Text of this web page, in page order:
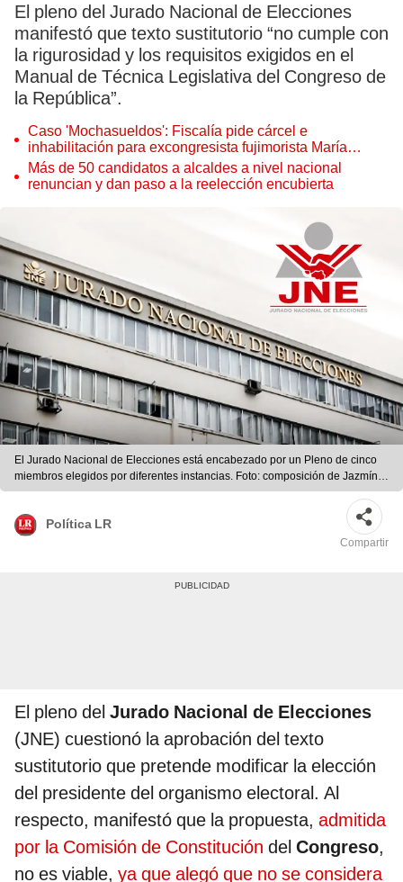
El pleno del Jurado Nacional de Elecciones
manifestó que texto sustitutorio “no cumple con
la rigurosidad y los requisitos exigidos en el
Manual de Técnica Legislativa del Congreso de
la República”.
Caso 'Mochasueldos': Fiscalía pide cárcel e
inhabilitación para excongresista fujimorista María
Cordero Jon Tay
Más de 50 candidatos a alcaldes a nivel nacional
renuncian y dan paso a la reelección encubierta
El Jurado Nacional de Elecciones está encabezado por un Pleno de cinco
miembros elegidos por diferentes instancias. Foto: composición de Jazmín
Ceras/La República
Política LR
Compartir
El pleno del Jurado Nacional de Elecciones
(JNE) cuestionó la aprobación del texto
sustitutorio que pretende modificar la elección
del presidente del organismo electoral. Al
respecto, manifestó que la propuesta, admitida
por la Comisión de Constitución del Congreso,
no es viable, ya que alegó que no se considera